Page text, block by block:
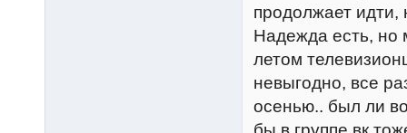
продолжает идти,
Надежда есть, но
летом
невыгодно, все
осенью.. был ли